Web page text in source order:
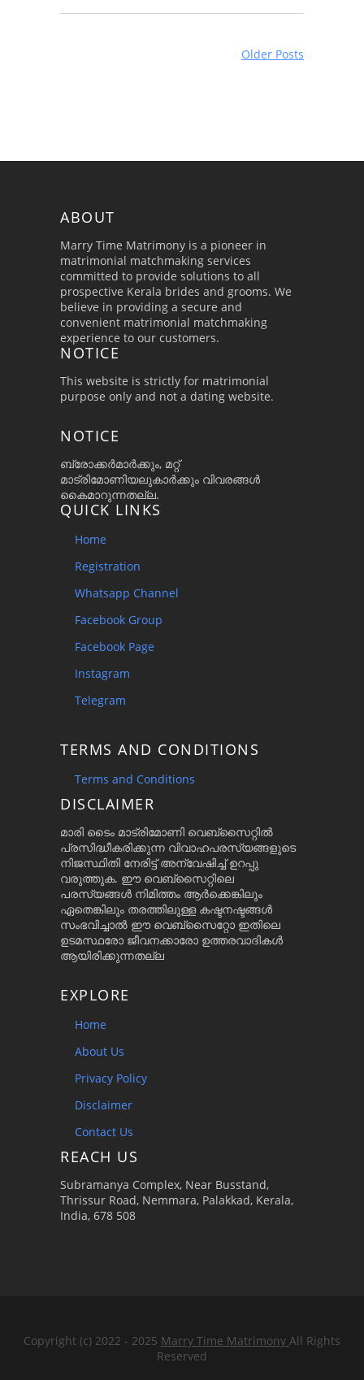
Older Posts
ABOUT
Marry Time Matrimony is a pioneer in
matrimonial matchmaking services
committed to provide solutions to all
prospective Kerala brides and grooms. We
believe in providing a secure and
convenient matrimonial matchmaking
experience to our customers.
NOTICE
This website is strictly for matrimonial
purpose only and not a dating website.
NOTICE
ബ്രോക്കർമാർക്കും, മറ്റ്
മാട്രിമോണിയലുകാർക്കും വിവരങ്ങൾ
കൈമാറുന്നതല്ല.
QUICK LINKS
Home
Registration
Whatsapp Channel
Facebook Group
Facebook Page
Instagram
Telegram
TERMS AND CONDITIONS
Terms and Conditions
DISCLAIMER
മാരി ടൈം മാട്രിമോണി വെബ്സൈറ്റിൽ
പ്രസിദ്ധീകരിക്കുന്ന വിവാഹപരസ്യങ്ങളുടെ
നിജസ്ഥിതി നേരിട്ട് അന്വേഷിച്ച് ഉറപ്പു
വരുത്തുക. ഈ വെബ്സൈറ്റിലെ
പരസ്യങ്ങൾ നിമിത്തം ആർക്കെങ്കിലും
ഏതെങ്കിലും തരത്തിലുള്ള കഷ്ടനഷ്ടങ്ങൾ
സംഭവിച്ചാൽ ഈ വെബ്സൈറ്റോ ഇതിലെ
ഉടമസ്ഥരോ ജീവനക്കാരോ ഉത്തരവാദികൾ
ആയിരിക്കുന്നതല്ല
EXPLORE
Home
About Us
Privacy Policy
Disclaimer
Contact Us
REACH US
Subramanya Complex, Near Busstand,
Thrissur Road, Nemmara, Palakkad, Kerala,
India, 678 508
Copyright (c) 2022 - 2025 Marry Time Matrimony All Rights
Reserved